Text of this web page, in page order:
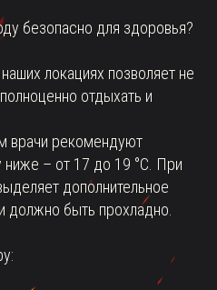
безопасно для здоровья?
локациях позволяет не
отдыхать и
врачи рекомендуют
ниже – от 17 до 19 °C. При
дополнительное
должно быть прохладно.